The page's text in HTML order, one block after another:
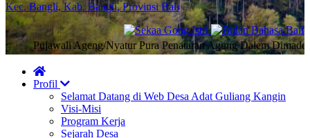
Kec. Bangli, Kab. Bangli, Provinsi Bali
Pujawali Ageng/Nyatur Pura Penataran Agung Dalem Dimade,
Profil
Selamat Datang di Web Desa Adat Guliang Kangin
Visi-Misi
Program Kerja
Sejarah Desa